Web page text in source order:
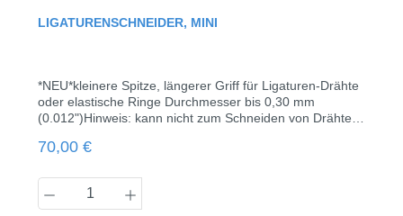
LIGATURENSCHNEIDER, MINI
*NEU*kleinere Spitze, längerer Griff für Ligaturen-Drähte
oder elastische Ringe Durchmesser bis 0,30 mm
(0.012")Hinweis: kann nicht zum Schneiden von Drähten
Regulärer Preis:
70,00 €
Produkt Anzahl: Gib den gewünschten